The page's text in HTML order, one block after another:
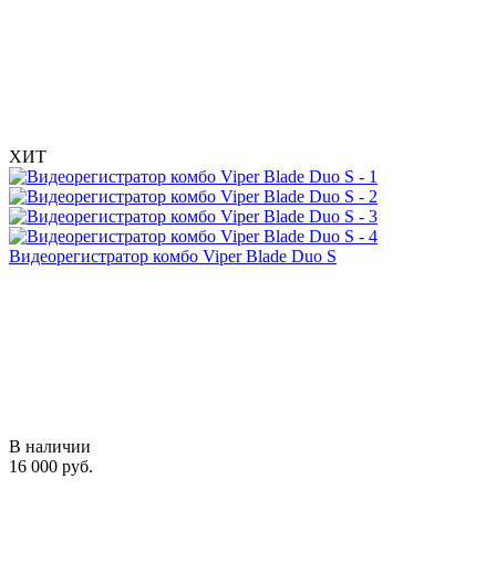
ХИТ
Видеорегистратор комбо Viper Blade Duo S
В наличии
16 000 руб.